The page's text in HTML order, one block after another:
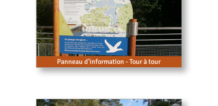
Panneau d'information - Tour à tour